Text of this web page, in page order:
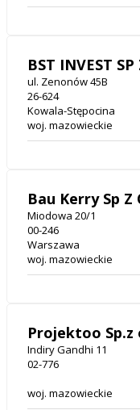
BST INVEST SP
ul. Zenonów 45B
26-624
Kowala-Stępocina
woj. mazowieckie
Bau Kerry Sp Z
Miodowa 20/1
00-246
Warszawa
woj. mazowieckie
Projektoo Sp.z
Indiry Gandhi 11
02-776
woj. mazowieckie